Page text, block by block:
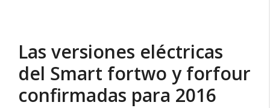
Las versiones eléctricas
del Smart fortwo y forfour
confirmadas para 2016